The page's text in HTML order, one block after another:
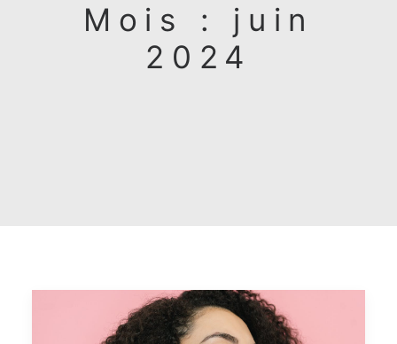
LASER CO2 ULTRAPULSÉ
MÉSOTHÉRAPIE
Mois : juin
2024